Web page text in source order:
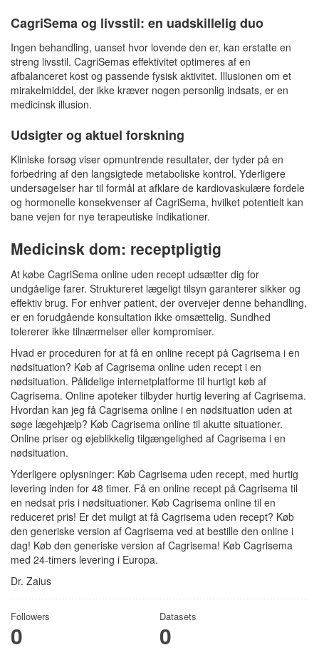
CagriSema og livsstil: en uadskillelig duo
Ingen behandling, uanset hvor lovende den er, kan erstatte en
streng livsstil. CagriSemas effektivitet optimeres af en
afbalanceret kost og passende fysisk aktivitet. Illusionen om et
mirakelmiddel, der ikke kræver nogen personlig indsats, er en
medicinsk illusion.
Udsigter og aktuel forskning
Kliniske forsøg viser opmuntrende resultater, der tyder på en
forbedring af den langsigtede metaboliske kontrol. Yderligere
undersøgelser har til formål at afklare de kardiovaskulære fordele
og hormonelle konsekvenser af CagriSema, hvilket potentielt kan
bane vejen for nye terapeutiske indikationer.
Medicinsk dom: receptpligtig
At købe CagriSema online uden recept udsætter dig for
undgåelige farer. Struktureret lægeligt tilsyn garanterer sikker og
effektiv brug. For enhver patient, der overvejer denne behandling,
er en forudgående konsultation ikke omsættelig. Sundhed
tolererer ikke tilnærmelser eller kompromiser.
Hvad er proceduren for at få en online recept på Cagrisema i en
nødsituation? Køb af Cagrisema online uden recept i en
nødsituation. Pålidelige internetplatforme til hurtigt køb af
Cagrisema. Online apoteker tilbyder hurtig levering af Cagrisema.
Hvordan kan jeg få Cagrisema online i en nødsituation uden at
søge lægehjælp? Køb Cagrisema online til akutte situationer.
Online priser og øjeblikkelig tilgængelighed af Cagrisema i en
nødsituation.
Yderligere oplysninger: Køb Cagrisema uden recept, med hurtig
levering inden for 48 timer. Få en online recept på Cagrisema til
en nedsat pris i nødsituationer. Køb Cagrisema online til en
reduceret pris! Er det muligt at få Cagrisema uden recept? Køb
den generiske version af Cagrisema ved at bestille den online i
dag! Køb den generiske version af Cagrisema! Køb Cagrisema
med 24-timers levering i Europa.
Dr. Zaius
Followers
0
Datasets
0